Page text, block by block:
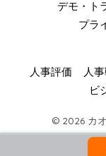
デモ・ト
プラ
人事評価 人
ビ
© 2026 カ